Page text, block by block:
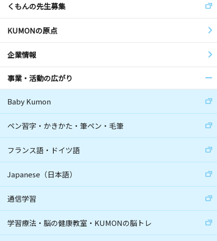
くもんの先生募集
KUMONの原点
企業情報
事業・活動の広がり
Baby Kumon
ペン習字・かきかた・筆ペン・毛筆
フランス語・ドイツ語
Japanese（日本語）
通信学習
学習療法・脳の健康教室・KUMONの脳トレ